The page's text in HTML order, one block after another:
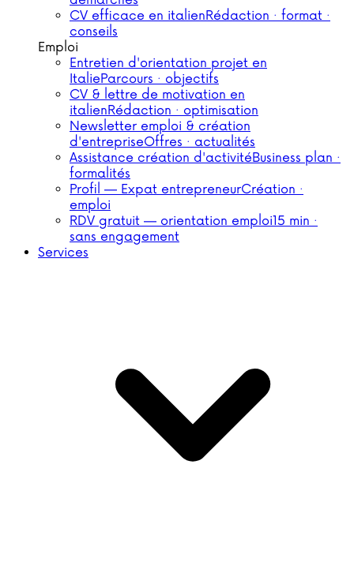
CV efficace en italienRédaction · format ·
conseils
Emploi
Entretien d'orientation projet en
ItalieParcours · objectifs
CV & lettre de motivation en
italienRédaction · optimisation
Newsletter emploi & création
d'entrepriseOffres · actualités
Assistance création d'activitéBusiness plan ·
formalités
Profil — Expat entrepreneurCréation ·
emploi
RDV gratuit — orientation emploi15 min ·
sans engagement
Services